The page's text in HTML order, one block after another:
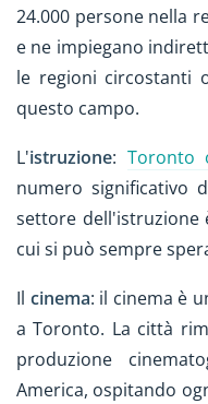
24.000 persone nella
e ne impiegano
le regioni circostanti
questo campo.
L'istruzione: Toronto
numero significativo
settore dell'istruzione
cui si può sempre
Il cinema: il cinema è
a Toronto. La città
produzione
America, ospitando